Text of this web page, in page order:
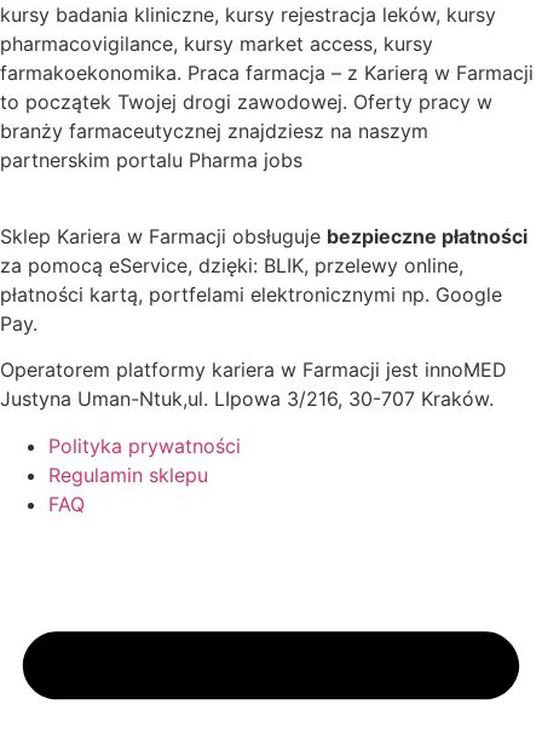
kursy badania kliniczne, kursy rejestracja leków, kursy
pharmacovigilance, kursy market access, kursy
farmakoekonomika. Praca farmacja – z Karierą w Farmacji
to początek Twojej drogi zawodowej. Oferty pracy w
branży farmaceutycznej znajdziesz na naszym
partnerskim portalu Pharma jobs
Sklep Kariera w Farmacji obsługuje bezpieczne płatności
za pomocą eService, dzięki: BLIK, przelewy online,
płatności kartą, portfelami elektronicznymi np. Google
Pay.
Operatorem platformy kariera w Farmacji jest innoMED
Justyna Uman-Ntuk,ul. LIpowa 3/216, 30-707 Kraków.
Polityka prywatności
Regulamin sklepu
FAQ